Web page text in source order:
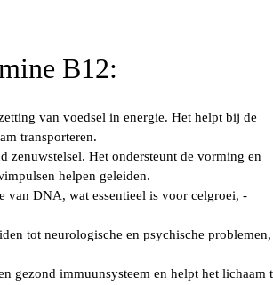
B12:
van voedsel in energie. Het helpt bij de
transporteren.
zenuwstelsel. Het ondersteunt de vorming en
helpen geleiden.
van DNA, wat essentieel is voor celgroei, -
tot neurologische en psychische
gezond immuunsysteem en helpt het lichaam